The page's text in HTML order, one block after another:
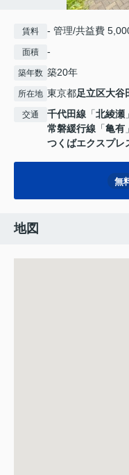
賃料 - 管理/共益費
面積 -
築年数 築20年
所在地 東京都足立区大谷
交通 千代田線 「北綾瀬
常磐緩行線 「亀有
つくばエクスプレ
無
地図